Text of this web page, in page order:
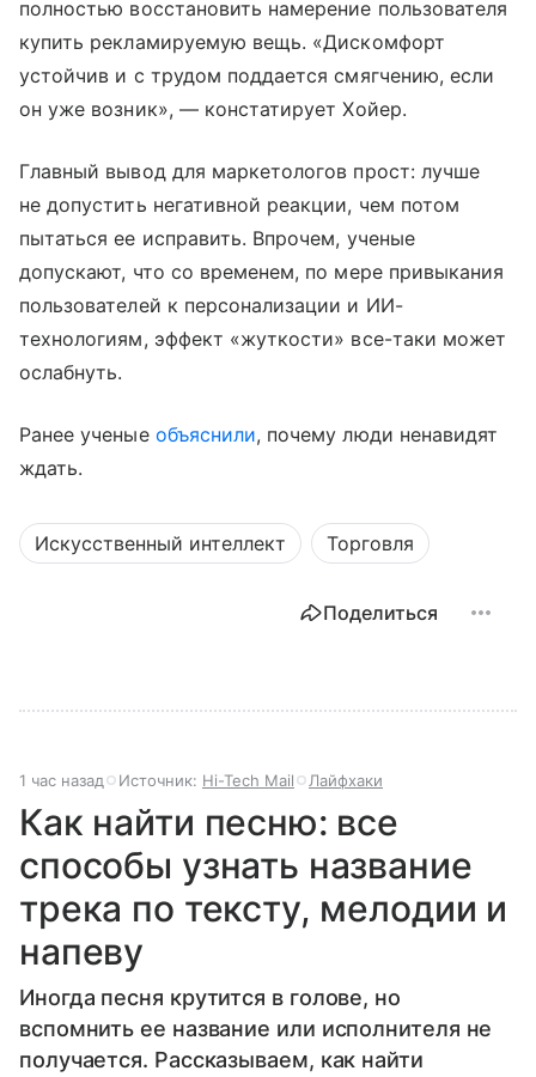
полностью восстановить намерение пользователя
купить рекламируемую вещь. «Дискомфорт
устойчив и с трудом поддается смягчению, если
он уже возник», — констатирует Хойер.
Главный вывод для маркетологов прост: лучше
не допустить негативной реакции, чем потом
пытаться ее исправить. Впрочем, ученые
допускают, что со временем, по мере привыкания
пользователей к персонализации и ИИ-
технологиям, эффект «жуткости» все-таки может
ослабнуть.
Ранее ученые объяснили, почему люди ненавидят
ждать.
Искусственный интеллект Торговля
Поделиться
1 час назад Источник: Hi-Tech Mail Лайфхаки
Как найти песню: все
способы узнать название
трека по тексту, мелодии и
напеву
Иногда песня крутится в голове, но
вспомнить ее название или исполнителя не
получается. Рассказываем, как найти